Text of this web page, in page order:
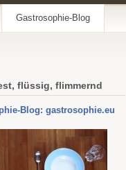
Gastrosophie-Blog
flüssig, flimmernd
Blog: gastrosophie.eu